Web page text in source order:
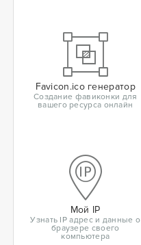
Favicon.ico генератор
Создание фавиконки для
вашего ресурса онлайн
Мой IP
Узнать IP адрес и данные о
браузере своего
компьютера